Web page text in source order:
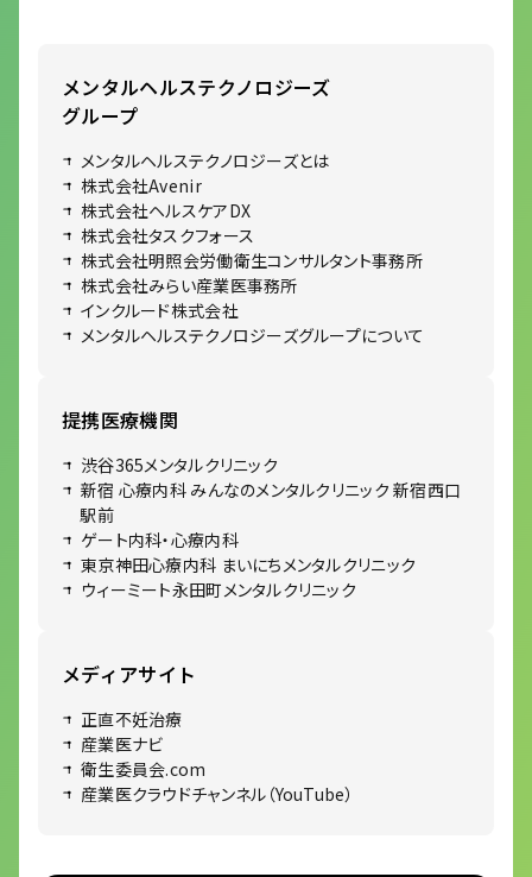
メンタルヘルステクノロジーズ
グループ
メンタルヘルステクノロジーズとは
株式会社Avenir
株式会社ヘルスケアDX
株式会社タスクフォース
株式会社明照会労働衛生コンサルタント事務所
株式会社みらい産業医事務所
インクルード株式会社
メンタルヘルステクノロジーズグループについて
提携医療機関
渋谷365メンタルクリニック
新宿 心療内科 みんなのメンタルクリニック 新宿西口
駅前
ゲート内科・心療内科
東京神田心療内科 まいにちメンタルクリニック
ウィーミート永田町メンタルクリニック
メディアサイト
正直不妊治療
産業医ナビ
衛生委員会.com
産業医クラウドチャンネル（YouTube）